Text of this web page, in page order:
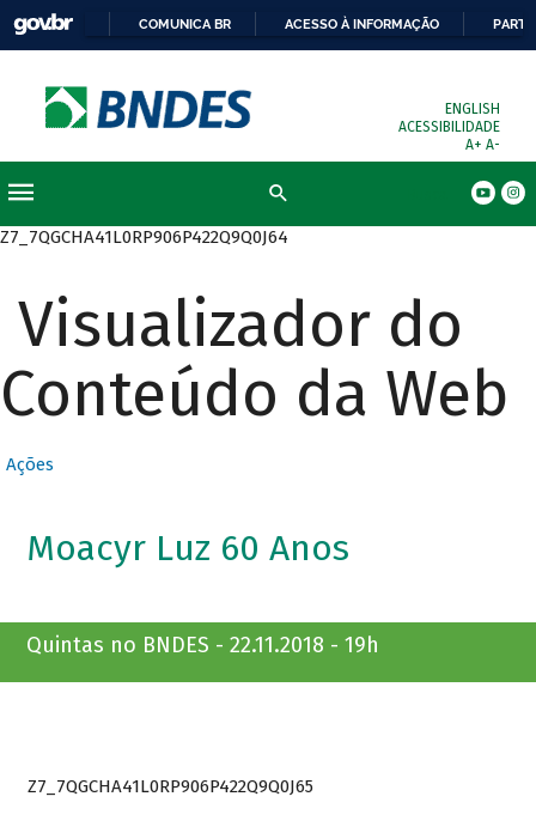
COMUNICA BR ACESSO À INFORMAÇÃO
ENGLISH
ACESSIBILIDADE
A+ A-
Z7_7QGCHA41L0RP906P422Q9Q0J64
Visualizador do
Conteúdo da Web
Ações
Moacyr Luz 60 Anos
Quintas no BNDES - 22.11.2018 - 19h
Z7_7QGCHA41L0RP906P422Q9Q0J65